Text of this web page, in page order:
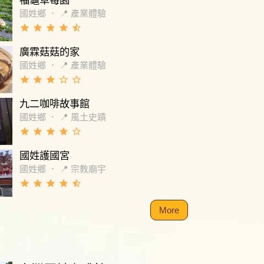
國姓鄉 ． 📍 產業體驗
grade grade grade grade star_half
廣霖菇菇的家
國姓鄉 ． 📍 產業體驗
grade grade grade star_border star_border
九二咖啡故事館
國姓鄉 ． 📍 風土史蹟
grade grade grade grade star_border
國姓護國宮
國姓鄉 ． 📍 宗教廟宇
grade grade grade grade star_half
More